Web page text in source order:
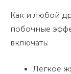
Как и любой
побочные
включать:
Легкое